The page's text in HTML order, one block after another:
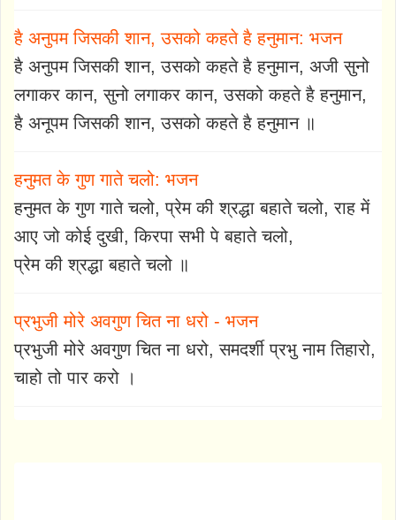
है अनुपम जिसकी शान, उसको कहते है हनुमान: भजन
है अनुपम जिसकी शान, उसको कहते है हनुमान, अजी सुनो
लगाकर कान, सुनो लगाकर कान, उसको कहते है हनुमान,
है अनूपम जिसकी शान, उसको कहते है हनुमान ॥
हनुमत के गुण गाते चलो: भजन
हनुमत के गुण गाते चलो, प्रेम की श्रद्धा बहाते चलो, राह में
आए जो कोई दुखी, किरपा सभी पे बहाते चलो,
प्रेम की श्रद्धा बहाते चलो ॥
प्रभुजी मोरे अवगुण चित ना धरो - भजन
प्रभुजी मोरे अवगुण चित ना धरो, समदर्शी प्रभु नाम तिहारो,
चाहो तो पार करो ।